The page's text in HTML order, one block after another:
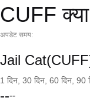
CUFF
अपडेट समय:
Jail
1 दिन, 30 दिन, 60 दिन, 90
----